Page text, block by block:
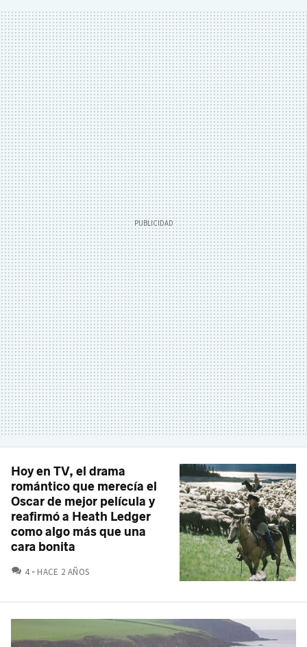
Hoy en TV, el drama
romántico que merecía el
Oscar de mejor película y
reafirmó a Heath Ledger
como algo más que una
cara bonita
4 COMENTARIOS
HACE 2 AÑOS